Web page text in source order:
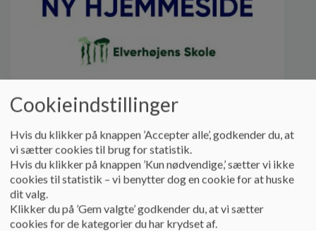
Elverhøjens Skole har fået ny
hjemmeside
Gå til Elverhøjens Skoles hjemmeside
Læs mere
Cookieindstillinger
Hvis du klikker på knappen ’Accepter alle’, godkender du, at
vi sætter cookies til brug for statistik.
Hvis du klikker på knappen ’Kun nødvendige,’ sætter vi ikke
cookies til statistik – vi benytter dog en cookie for at huske
dit valg.
Klikker du på ’Gem valgte’ godkender du, at vi sætter
cookies for de kategorier du har krydset af.